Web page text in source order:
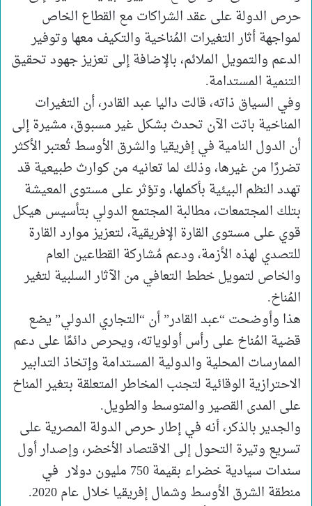
حرص الدولة على عقد الشراكات مع القطاع الخاص
لمواجهة أثار التغيرات المُناخية والتكيف معها وتوفير
الدعم والتمويل الملائم، بالإضافة إلى تعزيز جهود تحقيق
التنمية المستدامة.
وفي السياق ذاته، قالت داليا عبد القادر، أن التغيرات
المناخية باتت الآن تحدث بشكل غير مسبوق، مشيرة إلى
أن الدول النامية في إفريقيا والشرق الأوسط تُعتبر الأكثر
تضررًا من غيرها، وذلك لما تعانيه من كوارث طبيعية قد
تهدد النظم البيئية بأكملها، وتؤثر على مستوى المعيشة
بتلك المجتمعات، مطالبة المجتمع الدولي بتأسيس هيكل
قوي على مستوى القارة الإفريقية، لتعزيز موارد القارة
للتصدي لهذه الأزمة، ودعم مُشاركة القطاعين العام
والخاص لتمويل خطط التعافي من الآثار السلبية لتغير
المُناخ.
هذا وأوضحت “عبد القادر” أن “التجاري الدولي” يضع
قضية المُناخ على رأس أولوياته، ويحرص دائمًا على دعم
الممارسات المحلية والدولية المستدامة وإتخاذ التدابير
الاحترازية الوقائية لتجنب المخاطر المتعلقة بتغير المناخ
على المدى القصير والمتوسط والطويل.
والجدير بالذكر، أنه في إطار حرص الدولة المصرية على
تسريع وتيرة التحول إلى الاقتصاد الأخضر، وإصدار أول
سندات سيادية خضراء بقيمة 750 مليون دولار في
منطقة الشرق الأوسط وشمال إفريقيا خلال عام 2020.